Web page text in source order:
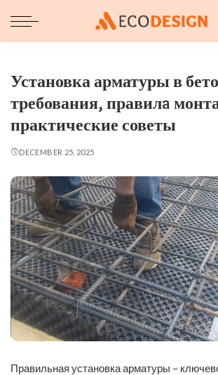
Установка арматуры в
требования, правилa
практические советы
DECEMBER 25, 2025
Правильная установка арматуры –